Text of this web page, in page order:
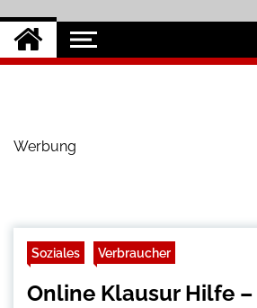
Flensburg-
Nachrichten für
Umgebung
Werbung
Soziales Verbraucher
Online Klausur Hilfe